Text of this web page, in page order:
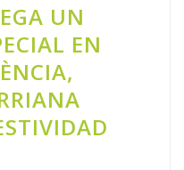
UN
EN